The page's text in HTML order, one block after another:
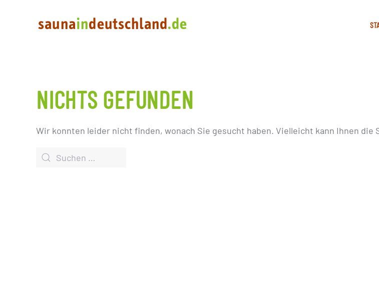
NICHTS GEFUNDEN
Wir konnten leider nicht finden, wonach Sie gesucht haben. Vielleicht kann Ihnen die